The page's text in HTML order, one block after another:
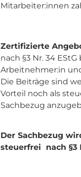
Mitarbeiter:innen
Zertifizierte
nach §3 Nr. 34
Arbeitnehmer:in
Die Beiträge sind
Vorteil noch als
Sachbezug
Der Sachbezug
steuerfrei nach §3